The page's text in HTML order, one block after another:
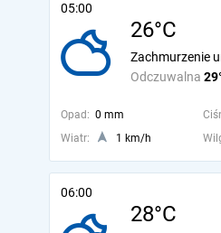
05:00
26°C
Odczuwalna
Zachmurzenie
Opad: 0 mm
Wiatr:
1 km/h
06:00
28°C